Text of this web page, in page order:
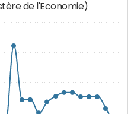
de l'Economie)